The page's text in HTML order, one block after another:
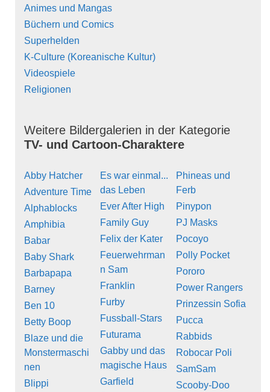
Animes und Mangas
Büchern und Comics
Superhelden
K-Culture (Koreanische Kultur)
Videospiele
Religionen
Weitere Bildergalerien in der Kategorie
TV- und Cartoon-Charaktere
Abby Hatcher
Adventure Time
Alphablocks
Amphibia
Babar
Baby Shark
Barbapapa
Barney
Ben 10
Betty Boop
Blaze und die
Monstermaschi
nen
Blippi
Es war einmal...
das Leben
Ever After High
Family Guy
Felix der Kater
Feuerwehrman
n Sam
Franklin
Furby
Fussball-Stars
Futurama
Gabby und das
magische Haus
Garfield
Phineas und
Ferb
Pinypon
PJ Masks
Pocoyo
Polly Pocket
Pororo
Power Rangers
Prinzessin Sofia
Pucca
Rabbids
Robocar Poli
SamSam
Scooby-Doo